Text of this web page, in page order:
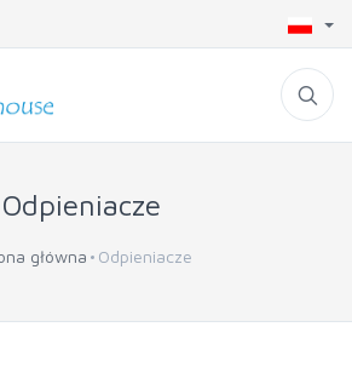
Odpieniacze
główna Odpieniacze